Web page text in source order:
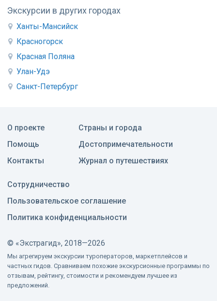
Экскурсии в других городах
Ханты-Мансийск
Красногорск
Красная Поляна
Улан-Удэ
Санкт-Петербург
О проекте
Помощь
Контакты
Страны и города
Достопримечательности
Журнал о путешествиях
Сотрудничество
Пользовательское соглашение
Политика конфиденциальности
© «Экстрагид», 2018—2026
Мы агрегируем экскурсии туроператоров, маркетплейсов и
частных гидов. Сравниваем похожие экскурсионные программы по
отзывам, рейтингу, стоимости и рекомендуем лучшее из
предложений.